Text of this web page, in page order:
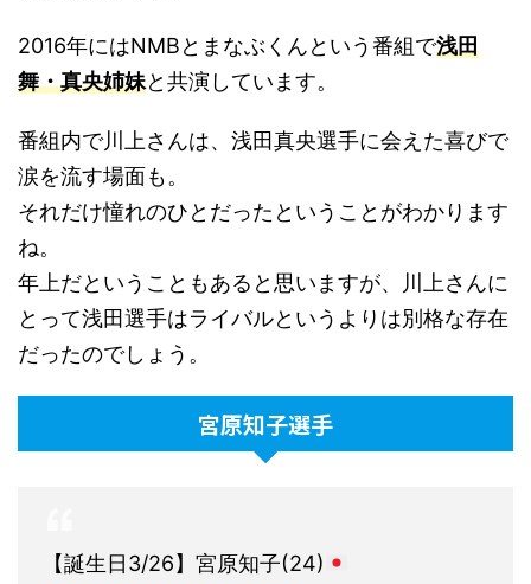
2016年にはNMBとまなぶくんという番組で浅田
舞・真央姉妹と共演しています。
番組内で川上さんは、浅田真央選手に会えた喜びで
涙を流す場面も。
それだけ憧れのひとだったということがわかります
ね。
年上だということもあると思いますが、川上さんに
とって浅田選手はライバルというよりは別格な存在
だったのでしょう。
宮原知子選手
【誕生日3/26】宮原知子(24)